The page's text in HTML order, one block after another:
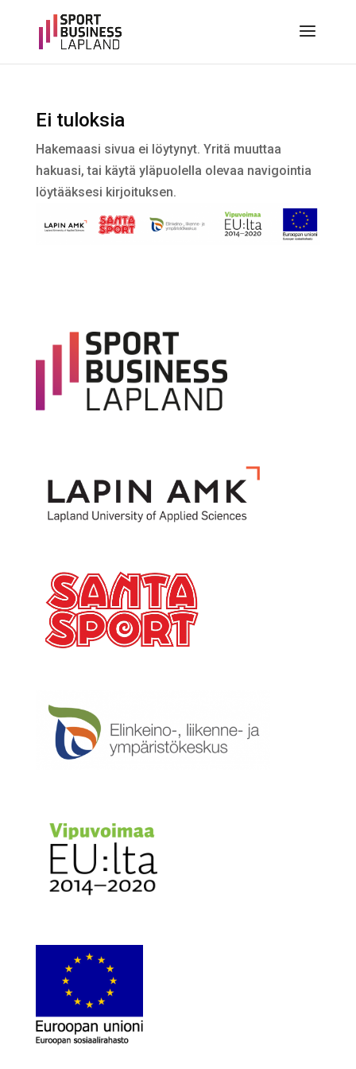
Ei tuloksia
Hakemaasi sivua ei löytynyt. Yritä muuttaa
hakuasi, tai käytä yläpuolella olevaa navigointia
löytääksesi kirjoituksen.